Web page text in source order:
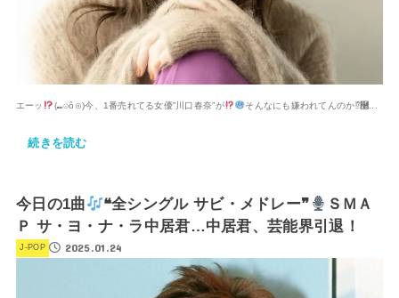
エーッ (⁠⑉⁠⊙⁠ȏ⁠⊙⁠)今、1番売れてる女優”川口春奈”が そんなにも嫌われてんのか⁉࿠...
続きを読む
今日の1曲 ❝全シングル サビ・メドレー❞
ＳＭＡ
Ｐ サ・ヨ・ナ・ラ中居君…中居君、芸能界引退！
J-POP 2025.01.24